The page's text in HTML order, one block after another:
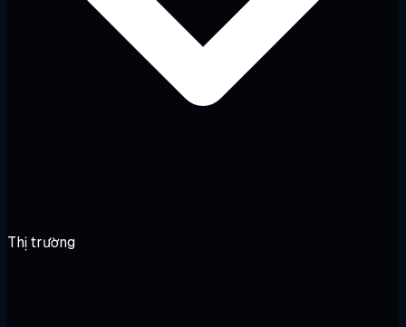
Thị trường